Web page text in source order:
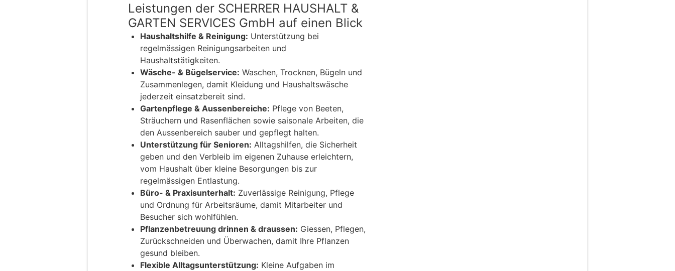
Leistungen der SCHERRER HAUSHALT &
GARTEN SERVICES GmbH auf einen Blick
Haushaltshilfe & Reinigung: Unterstützung bei
regelmässigen Reinigungsarbeiten und
Haushaltstätigkeiten.
Wäsche- & Bügelservice: Waschen, Trocknen, Bügeln und
Zusammenlegen, damit Kleidung und Haushaltswäsche
jederzeit einsatzbereit sind.
Gartenpflege & Aussenbereiche: Pflege von Beeten,
Sträuchern und Rasenflächen sowie saisonale Arbeiten, die
den Aussenbereich sauber und gepflegt halten.
Unterstützung für Senioren: Alltagshilfen, die Sicherheit
geben und den Verbleib im eigenen Zuhause erleichtern,
vom Haushalt über kleine Besorgungen bis zur
regelmässigen Entlastung.
Büro- & Praxisunterhalt: Zuverlässige Reinigung, Pflege
und Ordnung für Arbeitsräume, damit Mitarbeiter und
Besucher sich wohlfühlen.
Pflanzenbetreuung drinnen & draussen: Giessen, Pflegen,
Zurückschneiden und Überwachen, damit Ihre Pflanzen
gesund bleiben.
Flexible Alltagsunterstützung: Kleine Aufgaben im